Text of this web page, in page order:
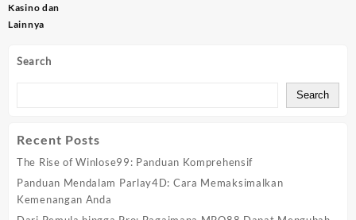
Search
Search
Recent Posts
The Rise of Winlose99: Panduan Komprehensif
Panduan Mendalam Parlay4D: Cara Memaksimalkan
Kemenangan Anda
Kasino dan
Lainnya